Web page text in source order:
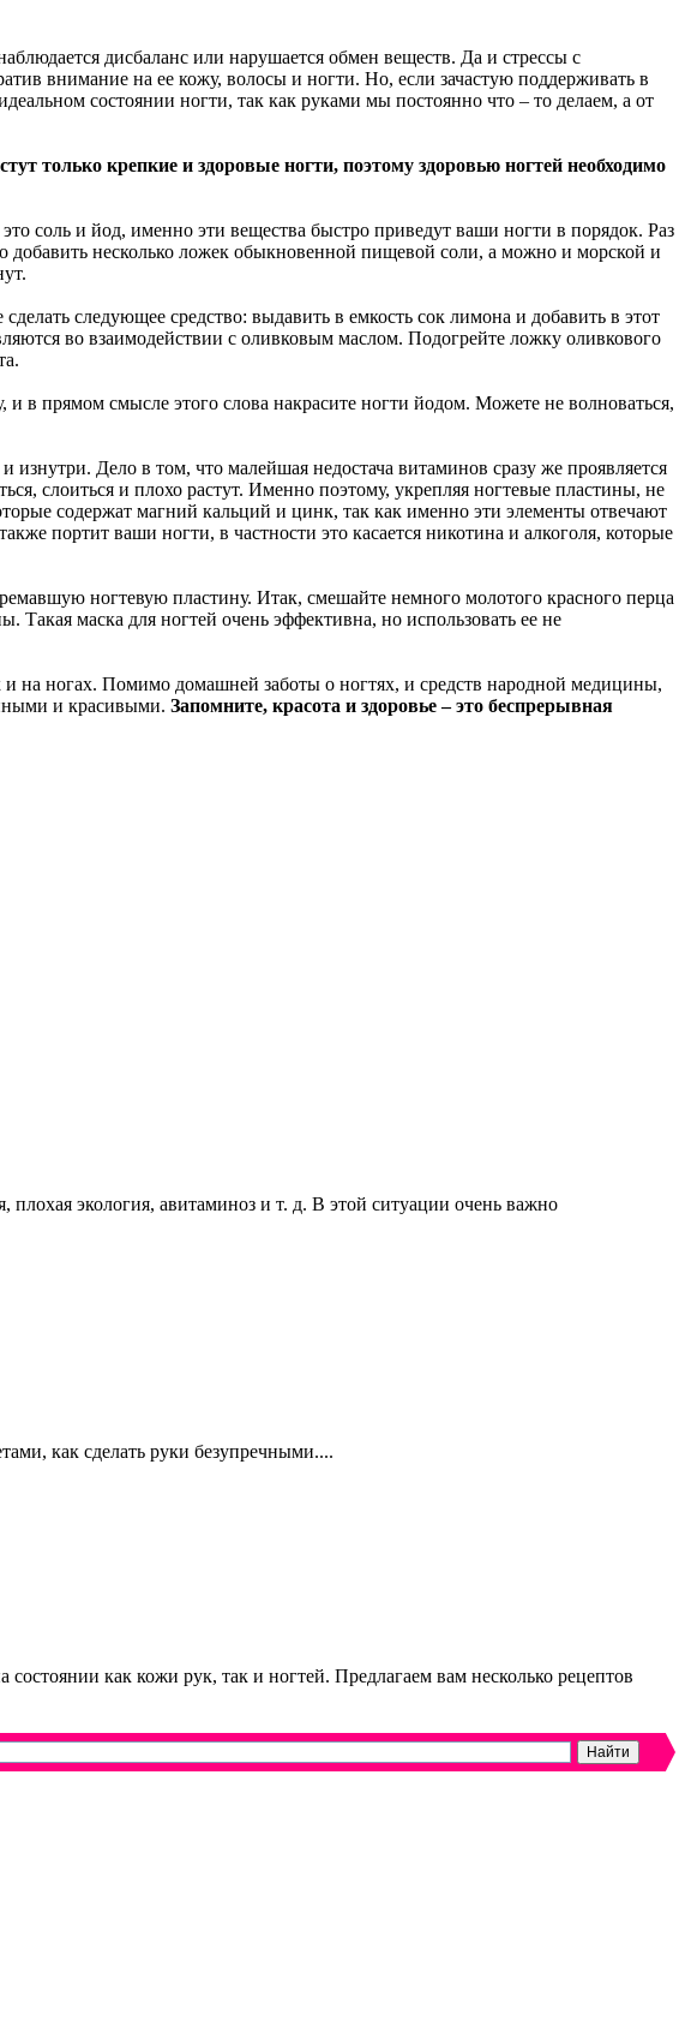
дисбаланс или нарушается обмен веществ. Да и стрессы с
внимание на ее кожу, волосы и ногти. Но, если зачастую поддерживать в
состоянии ногти, так как руками мы постоянно что – то делаем, а от
только крепкие и здоровые ногти, поэтому здоровью ногтей необходимо
соль и йод, именно эти вещества быстро приведут ваши ногти в порядок. Раз
добавить несколько ложек обыкновенной пищевой соли, а можно и морской и
следующее средство: выдавить в емкость сок лимона и добавить в этот
во взаимодействии с оливковым маслом. Подогрейте ложку оливкового
в прямом смысле этого слова накрасите ногти йодом. Можете не волноваться,
Дело в том, что малейшая недостача витаминов сразу же проявляется
слоиться и плохо растут. Именно поэтому, укрепляя ногтевые пластины, не
содержат магний кальций и цинк, так как именно эти элементы отвечают
портит ваши ногти, в частности это касается никотина и алкоголя, которые
ногтевую пластину. Итак, смешайте немного молотого красного перца
маска для ногтей очень эффективна, но использовать ее не
и на ногах. Помимо домашней заботы о ногтях, и средств народной медицины,
и красивыми. Запомните, красота и здоровье – это беспрерывная
экология, авитаминоз и т. д. В этой ситуации очень важно
как сделать руки безупречными....
как кожи рук, так и ногтей. Предлагаем вам несколько рецептов